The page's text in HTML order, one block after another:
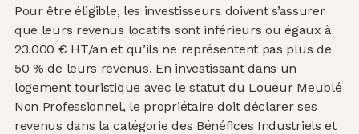
Pour être éligible, les investisseurs doivent s’assurer
que leurs revenus locatifs sont inférieurs ou égaux à
23.000 € HT/an et qu’ils ne représentent pas plus de
50 % de leurs revenus. En investissant dans un
logement touristique avec le statut du Loueur Meublé
Non Professionnel, le propriétaire doit déclarer ses
revenus dans la catégorie des Bénéfices Industriels et